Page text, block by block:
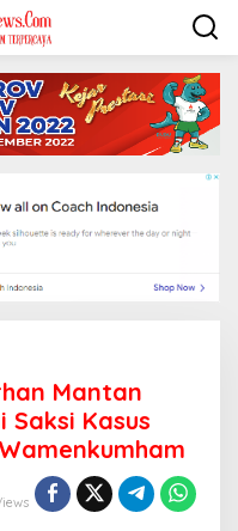
Mantan
Saksi Kasus